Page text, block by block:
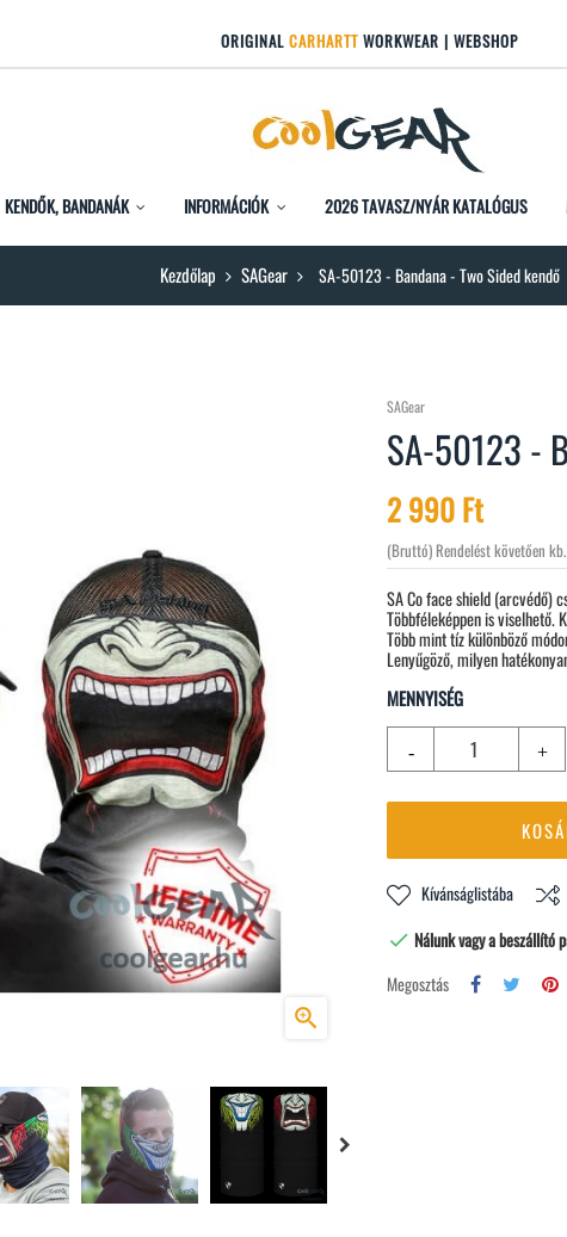
ORIGINALCARHARTTWORKWEAR | WEBSHOP
KENDŐK, BANDANÁK INFORMÁCIÓK 2026 TAVASZ/NYÁR KATALÓGUS
Kezdőlap SAGear SA-50123 - Bandana - Two Sided kendő

SAGear
SA-50123 -
2 990 Ft
(Bruttó) Rendelést követően
SA Co face shield (arcvédő)
Többféleképpen is viselhető.
Több mint tíz különböző
Lenyűgöző, milyen
MENNYISÉG
Kívánságlistába
 Nálunk vagy a beszállító
Megosztás